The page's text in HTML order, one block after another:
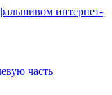
интернет-
часть